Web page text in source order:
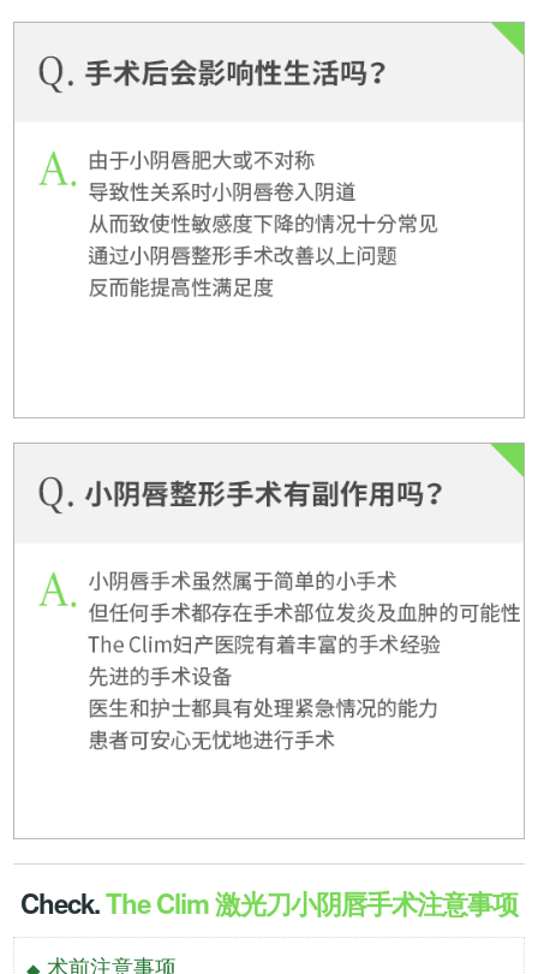
Check.The Clim 激光刀小阴唇手术注意事项
术前注意事项